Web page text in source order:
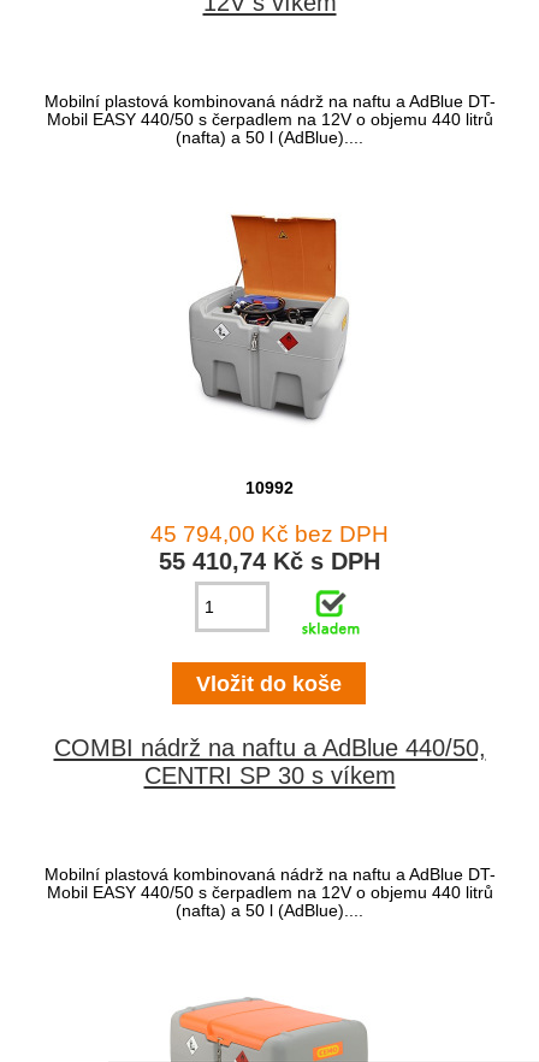
Mobilní plastová kombinovaná nádrž na naftu a AdBlue DT-
Mobil EASY 440/50 s čerpadlem na 12V o objemu 440 litrů
(nafta) a 50 l (AdBlue)....
10992
45 794,00 Kč bez DPH
55 410,74 Kč s DPH
COMBI nádrž na naftu a AdBlue 440/50,
CENTRI SP 30 s víkem
Mobilní plastová kombinovaná nádrž na naftu a AdBlue DT-
Mobil EASY 440/50 s čerpadlem na 12V o objemu 440 litrů
(nafta) a 50 l (AdBlue)....